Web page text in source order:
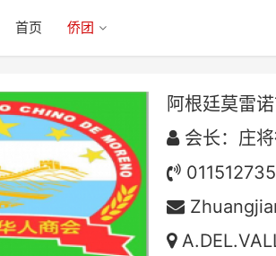
首页 侨团
阿根廷莫雷
会长：庄